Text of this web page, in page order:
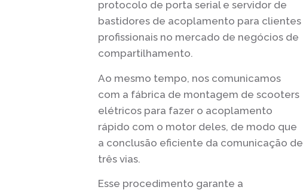
protocolo de porta serial e servidor de
bastidores de acoplamento para clientes
profissionais no mercado de negócios de
compartilhamento.
Ao mesmo tempo, nos comunicamos
com a fábrica de montagem de scooters
elétricos para fazer o acoplamento
rápido com o motor deles, de modo que
a conclusão eficiente da comunicação de
três vias.
Esse procedimento garante a